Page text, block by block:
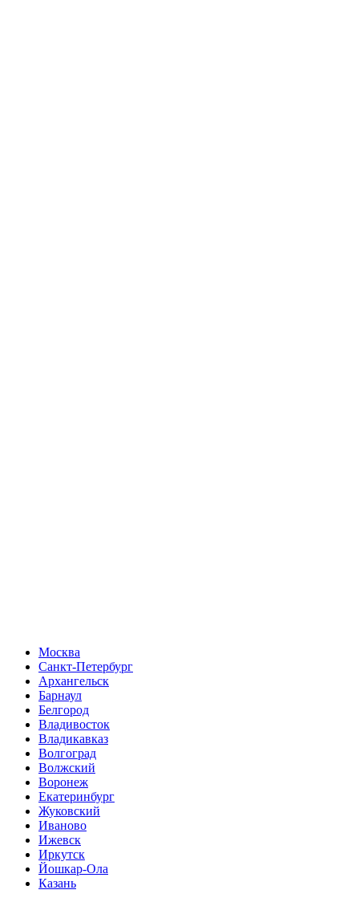
Москва
Санкт-Петербург
Архангельск
Барнаул
Белгород
Владивосток
Владикавказ
Волгоград
Волжский
Воронеж
Екатеринбург
Жуковский
Иваново
Ижевск
Иркутск
Йошкар-Ола
Казань